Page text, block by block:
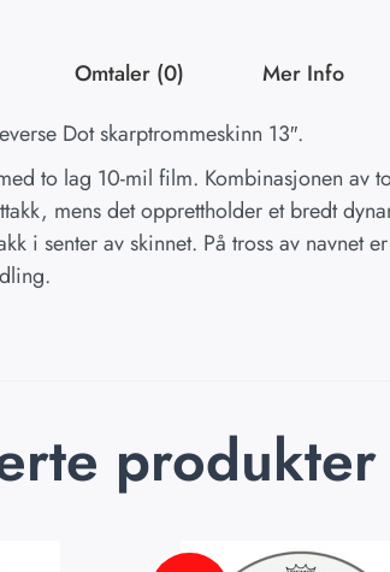
Omtaler (0)
Mer Info
Dot skarptrommeskinn 13″.
to lag 10-mil film. Kombinasjonen av
mens det opprettholder et bredt
i senter av skinnet. På tross av navnet
produkter